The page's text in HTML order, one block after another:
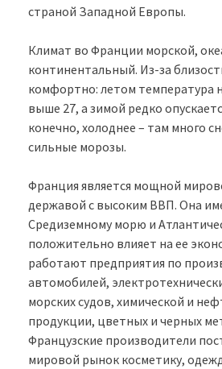
страной Западной Европы.
Климат во Франции морской,
континентальный. Из-за
комфортно: летом температура
выше 27, а зимой редко
конечно, холоднее – там много
сильные морозы.
Франция является мощной
державой с высоким ВВП. Она
Средиземному морю и
положительно влияет на ее
работают предприятия по
автомобилей,
морских судов, химической и
продукции, цветных и черных
Французские производители
мировой рынок косметику,